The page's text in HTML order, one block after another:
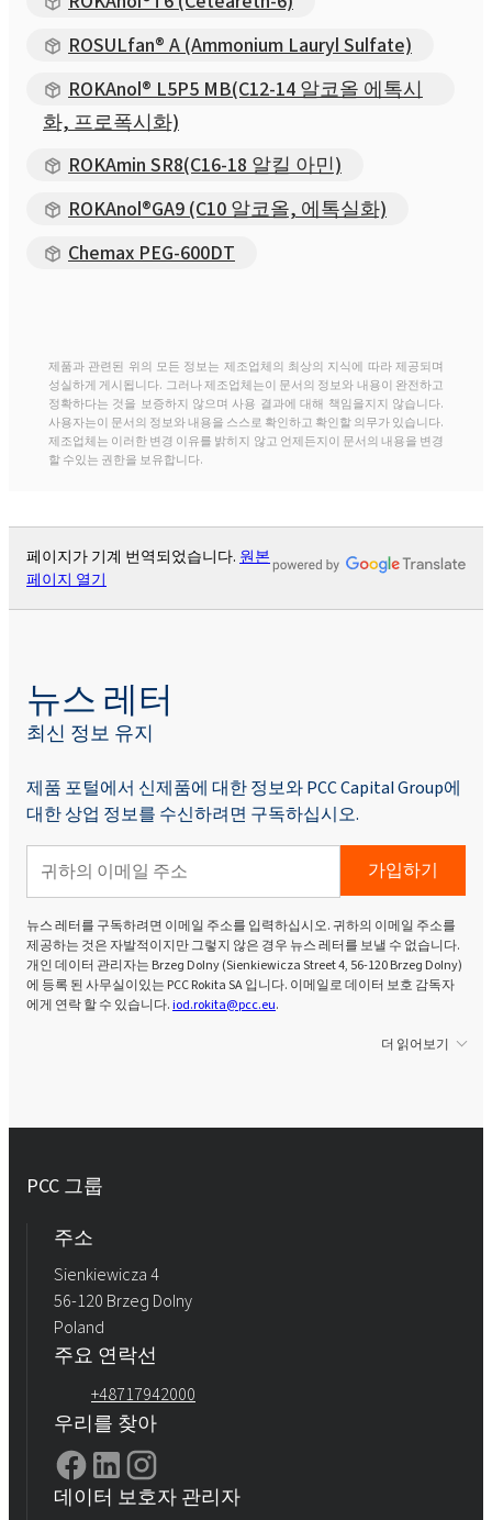
ROSULfan® A (Ammonium Lauryl Sulfate)
ROKAnol® L5P5 MB(C12-14 알코올 에톡시
화, 프로폭시화)
ROKAmin SR8(C16-18 알킬 아민)
ROKAnol®GA9 (C10 알코올, 에톡실화)
Chemax PEG-600DT
제품과 관련된 위의 모든 정보는 제조업체의 최상의 지식에 따라 제공되며
성실하게 게시됩니다. 그러나 제조업체는이 문서의 정보와 내용이 완전하고
정확하다는 것을 보증하지 않으며 사용 결과에 대해 책임을지지 않습니다.
사용자는이 문서의 정보와 내용을 스스로 확인하고 확인할 의무가 있습니다.
제조업체는 이러한 변경 이유를 밝히지 않고 언제든지이 문서의 내용을 변경
할 수있는 권한을 보유합니다.
페이지가 기계 번역되었습니다. 원본
페이지 열기
뉴스 레터
최신 정보 유지
제품 포털에서 신제품에 대한 정보와 PCC Capital Group에
대한 상업 정보를 수신하려면 구독하십시오.
가입하기
뉴스 레터를 구독하려면 이메일 주소를 입력하십시오. 귀하의 이메일 주소를
제공하는 것은 자발적이지만 그렇지 않은 경우 뉴스 레터를 보낼 수 없습니다.
개인 데이터 관리자는 Brzeg Dolny (Sienkiewicza Street 4, 56-120 Brzeg Dolny)
에 등록 된 사무실이있는 PCC Rokita SA 입니다. 이메일로 데이터 보호 감독자
에게 연락 할 수 있습니다.iod.rokita@pcc.eu.
더 읽어보기
PCC 그룹
주소
Sienkiewicza 4
56-120 Brzeg Dolny
Poland
주요 연락선
+48717942000
우리를 찾아
데이터 보호자 관리자